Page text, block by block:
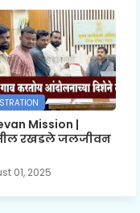
Mission |
रखडले जलजीवन
01, 2025